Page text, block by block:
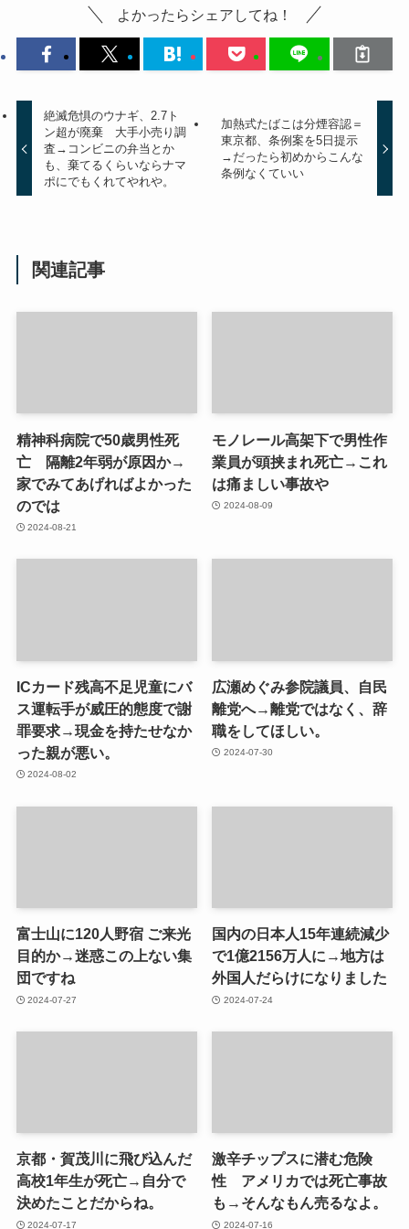
よかったらシェアしてね！
絶滅危惧のウナギ、2.7ト
ン超が廃棄 大手小売り調
査→コンビニの弁当とか
も、棄てるくらいならナマ
ポにでもくれてやれや。
加熱式たばこは分煙容認＝
東京都、条例案を5日提示
→だったら初めからこんな
条例なくていい
関連記事
精神科病院で50歳男性死
亡 隔離2年弱が原因か→
家でみてあげればよかった
のでは
2024-08-21
モノレール高架下で男性作
業員が頭挟まれ死亡→これ
は痛ましい事故や
2024-08-09
ICカード残高不足児童にバ
ス運転手が威圧的態度で謝
罪要求→現金を持たせなか
った親が悪い。
2024-08-02
広瀬めぐみ参院議員、自民
離党へ→離党ではなく、辞
職をしてほしい。
2024-07-30
富士山に120人野宿 ご来光
目的か→迷惑この上ない集
団ですね
2024-07-27
国内の日本人15年連続減少
で1億2156万人に→地方は
外国人だらけになりました
2024-07-24
京都・賀茂川に飛び込んだ
高校1年生が死亡→自分で
決めたことだからね。
2024-07-17
激辛チップスに潜む危険
性 アメリカでは死亡事故
も→そんなもん売るなよ。
2024-07-16